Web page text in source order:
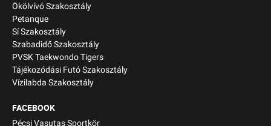
Ökölvívó Szakosztály
Petanque
Sí Szakosztály
Szabadidő Szakosztály
PVSK Taekwondo Tigers
Tájékozódási Futó Szakosztály
Vízilabda Szakosztály
FACEBOOK
Pécsi Vasutas Sportkör